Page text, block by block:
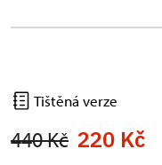
Tištěná verze
440 Kč 220 Kč